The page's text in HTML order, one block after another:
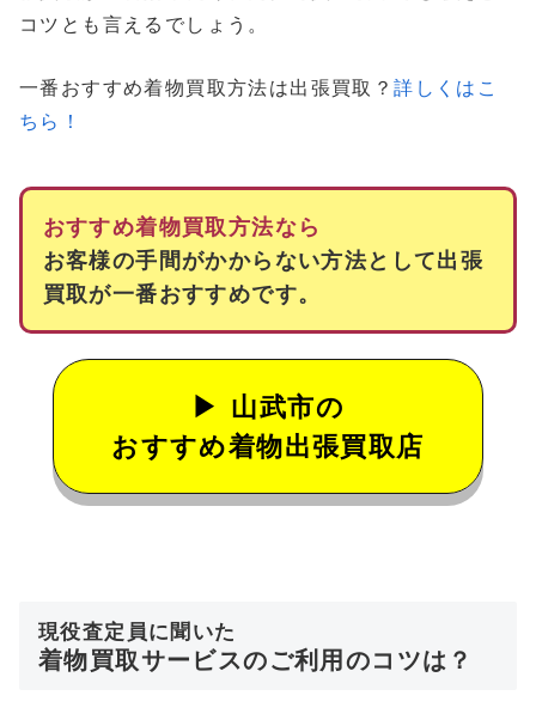
コツとも言えるでしょう。
一番おすすめ着物買取方法は出張買取？詳しくはこ
ちら！
おすすめ着物買取方法なら
お客様の手間がかからない方法として出張
買取が一番おすすめです。
山武市の
おすすめ着物出張買取店
現役査定員に聞いた
着物買取サービスのご利用のコツは？